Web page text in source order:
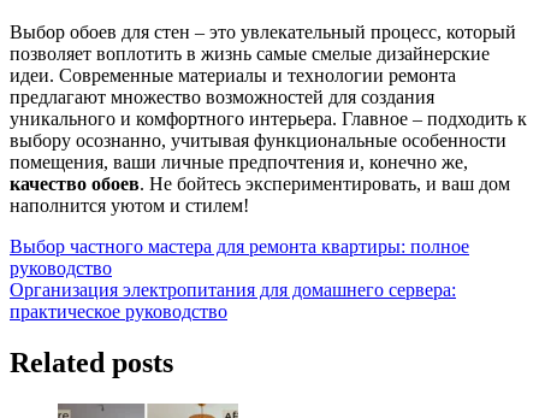
Выбор обоев для стен – это увлекательный процесс, который
позволяет воплотить в жизнь самые смелые дизайнерские
идеи. Современные материалы и технологии ремонта
предлагают множество возможностей для создания
уникального и комфортного интерьера. Главное – подходить к
выбору осознанно, учитывая функциональные особенности
помещения, ваши личные предпочтения и, конечно же,
качество обоев. Не бойтесь экспериментировать, и ваш дом
наполнится уютом и стилем!
Навигация
по
записям
Выбор частного мастера для ремонта квартиры: полное
руководство
Организация электропитания для домашнего сервера:
практическое руководство
Related posts